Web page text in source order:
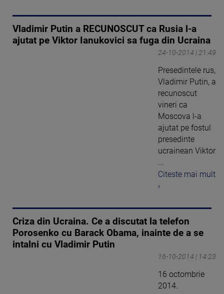
Vladimir Putin a RECUNOSCUT ca Rusia l-a
ajutat pe Viktor Ianukovici sa fuga din Ucraina
24-10-2014 | 21:49
Presedintele rus,
Vladimir Putin, a
recunoscut
vineri ca
Moscova l-a
ajutat pe fostul
presedinte
ucrainean Viktor
Citeste mai mult
›
Criza din Ucraina. Ce a discutat la telefon
Porosenko cu Barack Obama, inainte de a se
intalni cu Vladimir Putin
16-10-2014 | 14:23
16 octombrie
2014.